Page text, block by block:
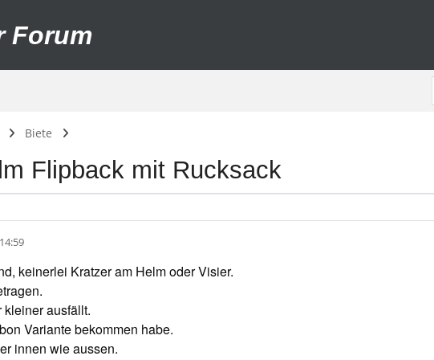
Forum
Biete
Flipback mit Rucksack
keinerlei Kratzer am Helm oder Visier.
ausfällt.
Variante bekommen habe.
innen wie aussen.